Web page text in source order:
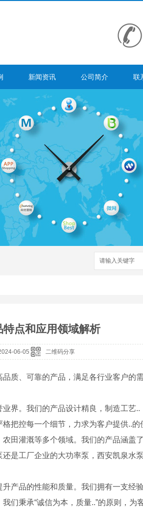
新闻资讯 公司简介 联
点和应用领域解析
06-05 二维码分享
质、可靠的产品，满足各行业客户的
界。我们的产品设计精良，制造工艺..
把控每一个细节，力求为客户提供..的
田灌溉等多个领域。我们的产品涵盖
是工厂企业的大功率泵，西安凯泉水
产品的性能和质量。我们拥有一支经
们秉承“诚信为本，质量..”的原则，为